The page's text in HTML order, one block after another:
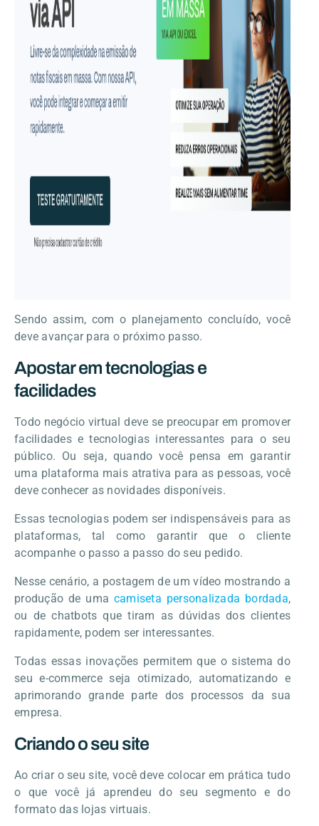
Sendo assim, com o planejamento concluído, você
deve avançar para o próximo passo.
Apostar em tecnologias e
facilidades
Todo negócio virtual deve se preocupar em promover
facilidades e tecnologias interessantes para o seu
público. Ou seja, quando você pensa em garantir
uma plataforma mais atrativa para as pessoas, você
deve conhecer as novidades disponíveis.
Essas tecnologias podem ser indispensáveis para as
plataformas, tal como garantir que o cliente
acompanhe o passo a passo do seu pedido.
Nesse cenário, a postagem de um vídeo mostrando a
produção de uma camiseta personalizada bordada,
ou de chatbots que tiram as dúvidas dos clientes
rapidamente, podem ser interessantes.
Todas essas inovações permitem que o sistema do
seu e-commerce seja otimizado, automatizando e
aprimorando grande parte dos processos da sua
empresa.
Criando o seu site
Ao criar o seu site, você deve colocar em prática tudo
o que você já aprendeu do seu segmento e do
formato das lojas virtuais.